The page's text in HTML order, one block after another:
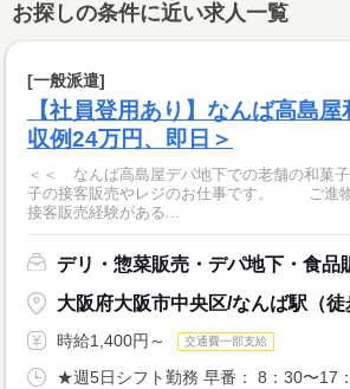
お探しの条件に近い求人一覧
[一般派遣]
【社員登用あり】なんば高島屋
収例24万円、即日＞
＜＜ なんば高島屋デパ地下での老舗の
子の接客販売やレジのお仕事です。 ご進
接客販売経験がある...
デリ・惣菜販売・デパ地下・食品
大阪府大阪市中央区/なんば駅（徒
時給1,400円～ 交通費一部支給
★週5日シフト勤務 早番： 8：30〜17